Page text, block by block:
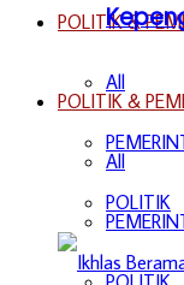
POLITIK &
All
POLITIK
POLITIK &
All